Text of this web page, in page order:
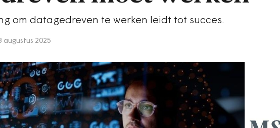
om datagedreven te werken leidt tot succes.
augustus 2025